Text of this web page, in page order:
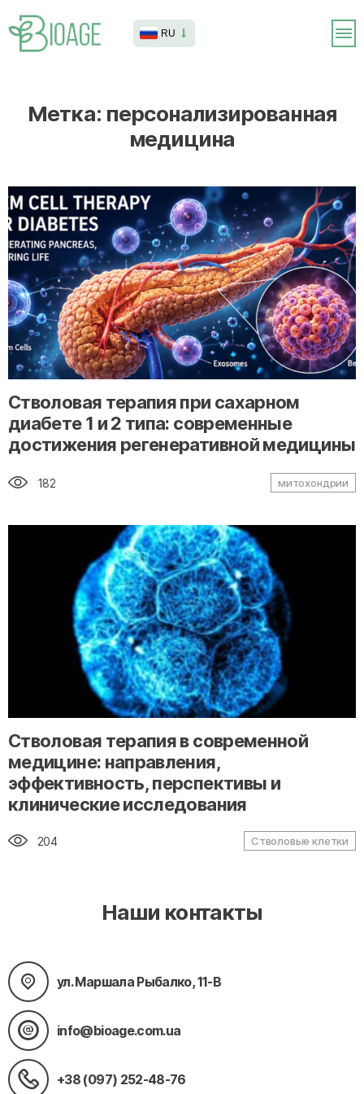
RU
Метка: персонализированная
медицина
" alt="loading" class="img-responsive"/>
Стволовая терапия при сахарном
диабете 1 и 2 типа: современные
достижения регенеративной медицины
182 митохондрии
" alt="loading" class="img-responsive"/>
Стволовая терапия в современной
медицине: направления,
эффективность, перспективы и
клинические исследования
204 Стволовые клетки
Наши контакты
ул. Маршала Рыбалко, 11-В
info@bioage.com.ua
+38 (097) 252-48-76